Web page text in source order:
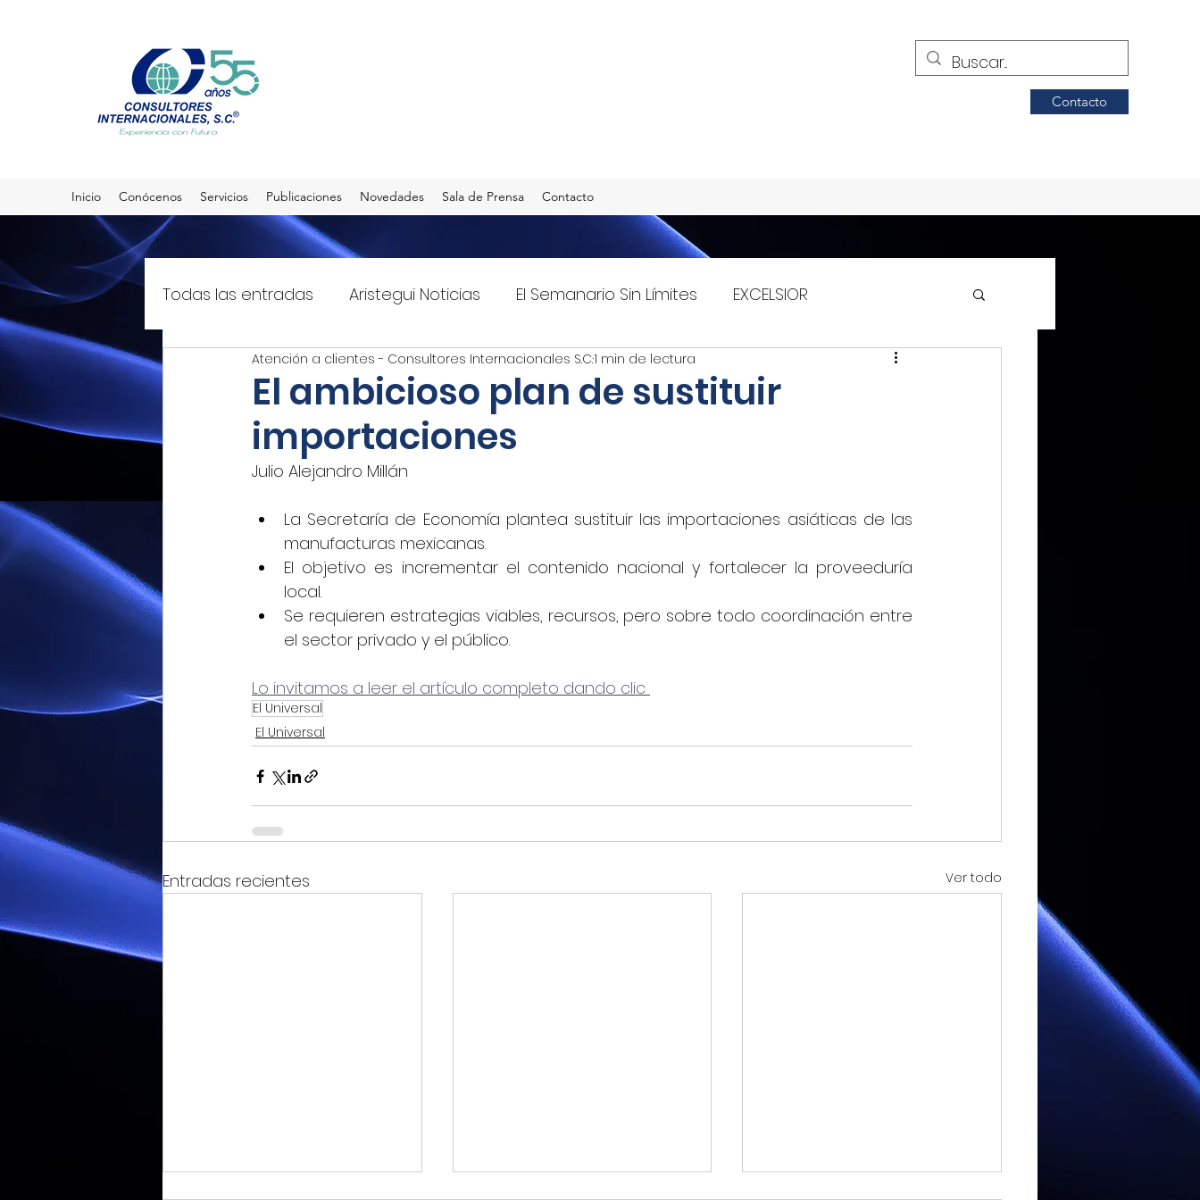
Contacto
Inicio Conócenos Servicios Publicaciones Novedades Sala de Prensa Contacto
Todas las entradas Aristegui Noticias El Semanario Sin Límites EXCELSIOR
El Sol de México T21mx Imagen Radio 90.5 F.M. INFO TRANSPORTES Siglo de Torreón
Mexicoxport Enfoque Noticias - Audio
CNEC Revista Consultoría La Jornada CANACAR DINERO EN IMAGEN IMMX DIARIO
Siempre! Presencia de México Shafaqna El Sol de Puebla EL FINANCIERO
El Siglo de Durango QUADRATIN CDMX
Revista Industria Digital Concamin
El ambicioso plan de sustituir
importaciones
Atención a clientes - Consultores Internacionales S.C.1 min de lectura
Julio Alejandro Millán
La Secretaría de Economía plantea sustituir las importaciones asiáticas de las
manufacturas mexicanas.
El objetivo es incrementar el contenido nacional y fortalecer la proveeduría
local.
Se requieren estrategias viables, recursos, pero sobre todo coordinación entre
el sector privado y el público.
Lo invitamos a leer el artículo completo dando clic
El Universal
El Universal
Entradas recientes Ver todo